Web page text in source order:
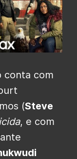
conta com
(Steve
, e com